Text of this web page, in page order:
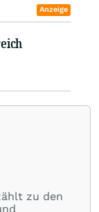
Anzeige
zu den